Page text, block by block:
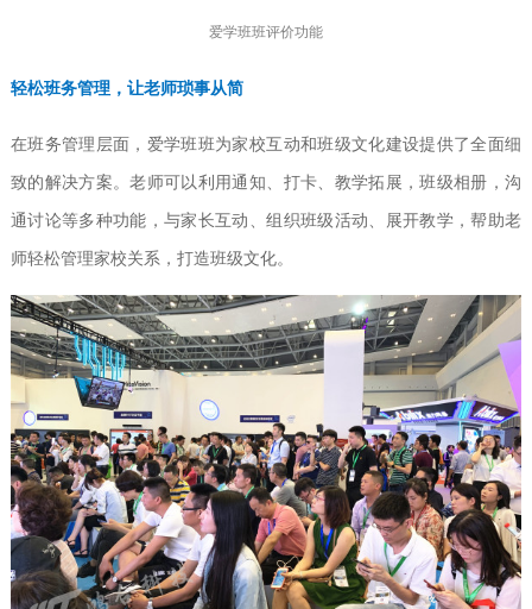
爱学班班评价功能
轻松班务管理，让老师琐事从简
在班务管理层面，爱学班班为家校互动和班级文化建设提供了全面细
致的解决方案。老师可以利用通知、打卡、教学拓展，班级相册，沟
通讨论等多种功能，与家长互动、组织班级活动、展开教学，帮助老
师轻松管理家校关系，打造班级文化。